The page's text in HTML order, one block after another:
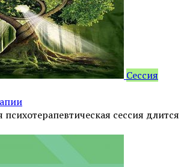
Сессия
сессия длится